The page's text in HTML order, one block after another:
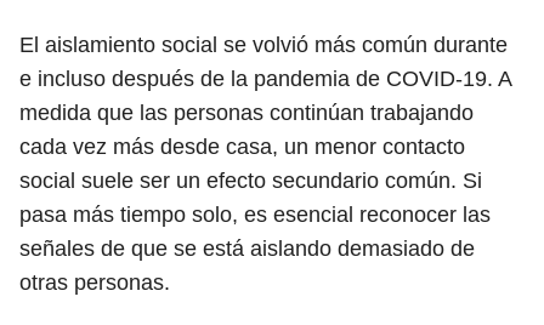
El aislamiento social se volvió más común durante
e incluso después de la pandemia de COVID-19. A
medida que las personas continúan trabajando
cada vez más desde casa, un menor contacto
social suele ser un efecto secundario común. Si
pasa más tiempo solo, es esencial reconocer las
señales de que se está aislando demasiado de
otras personas.